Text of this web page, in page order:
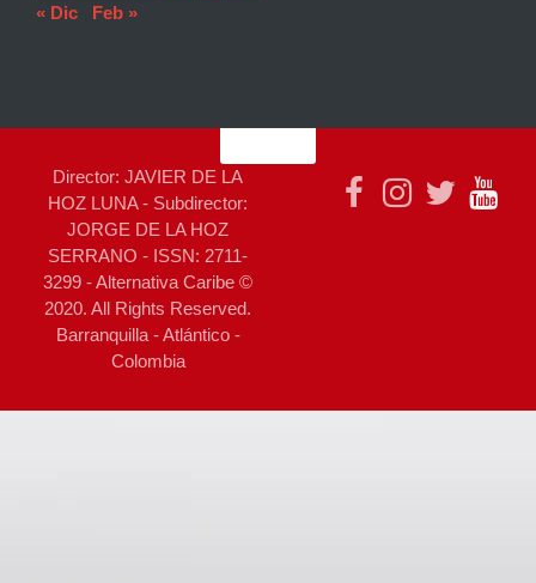
« Dic
Feb »
Director: JAVIER DE LA
HOZ LUNA - Subdirector:
JORGE DE LA HOZ
SERRANO - ISSN: 2711-
3299 - Alternativa Caribe ©
2020. All Rights Reserved.
Barranquilla - Atlántico -
Colombia